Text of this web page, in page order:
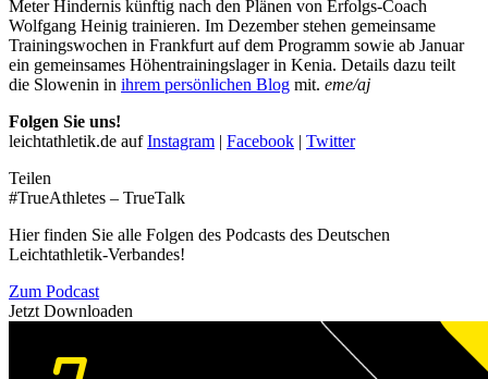
Meter Hindernis künftig nach den Plänen von Erfolgs-Coach
Wolfgang Heinig trainieren. Im Dezember stehen gemeinsame
Trainingswochen in Frankfurt auf dem Programm sowie ab Januar
ein gemeinsames Höhentrainingslager in Kenia. Details dazu teilt
die Slowenin in ihrem persönlichen Blog mit. eme/aj
Folgen Sie uns!
leichtathletik.de aufInstagram | Facebook | Twitter
Teilen
#TrueAthletes – TrueTalk
Hier finden Sie alle Folgen des Podcasts des Deutschen
Leichtathletik-Verbandes!
Zum Podcast
Jetzt Downloaden